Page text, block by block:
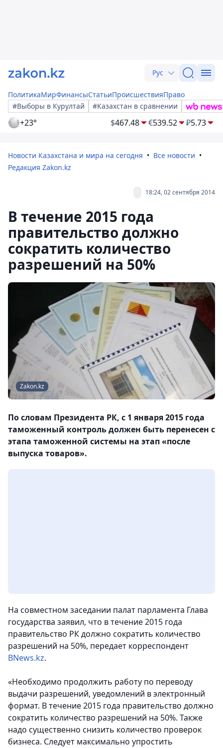
Рус
ПолитикаМирФинансыСтатьиПроисшествияПраво
#Выборы в Курултай
#Казахстан в сравнении
+23° $467.48 €539.52 ₽5.73
Новости Казахстана и мира на сегодня
Все новости
Редакция Zakon.kz
18:24, 02 сентября 2014
В течение 2015 года
правительство должно
сократить количество
разрешений на 50%
Zakon.kz
По словам Президента РК, с 1 января 2015 года
таможенный контроль должен быть перенесен с
этапа таможенной системы на этап «после
выпуска товаров».
На совместном заседании палат парламента Глава
государства заявил, что в течение 2015 года
правительство РК должно сократить количество
разрешений на 50%, передает корреспондент
BNews.kz.
«Необходимо продолжить работу по переводу
выдачи разрешений, уведомлений в электронный
формат. В течение 2015 года правительство должно
сократить количество разрешений на 50%. Также
надо существенно снизить количество проверок
бизнеса. Следует максимально упростить